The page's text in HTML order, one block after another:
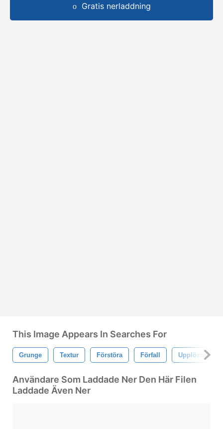
Gratis nerladdning
This Image Appears In Searches For
Grunge Textur Förstöra Förfall Upplösning
Användare Som Laddade Ner Den Här Filen
Laddade Även Ner